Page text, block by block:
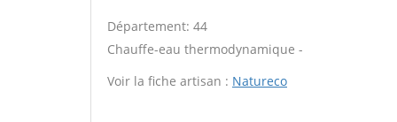
Département: 44
Chauffe-eau thermodynamique -
Voir la fiche artisan : Natureco